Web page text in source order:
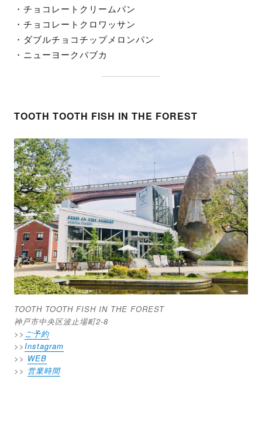
・チョコレートクリームパン
・チョコレートクロワッサン
・ダブルチョコチップメロンパン
・ニューヨークバブカ
TOOTH TOOTH FISH IN THE FOREST
TOOTH TOOTH FISH IN THE FOREST
神戸市中央区波止場町2-8
>> ご予約
>>Instagram
>> WEB
>> 営業時間